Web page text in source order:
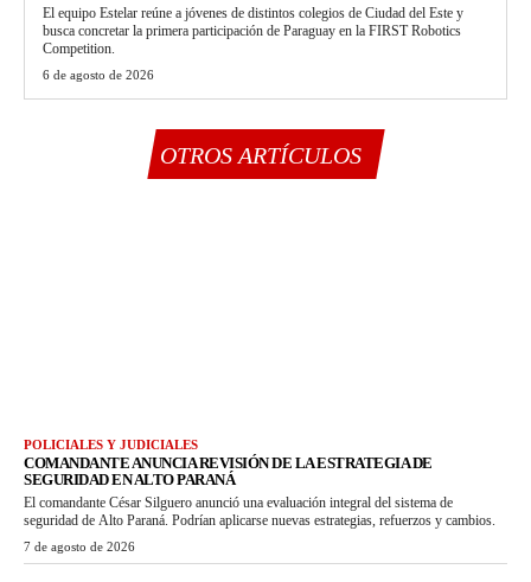
El equipo Estelar reúne a jóvenes de distintos colegios de Ciudad del Este y
busca concretar la primera participación de Paraguay en la FIRST Robotics
Competition.
6 de agosto de 2026
OTROS ARTÍCULOS
POLICIALES Y JUDICIALES
COMANDANTE ANUNCIA REVISIÓN DE LA ESTRATEGIA DE
SEGURIDAD EN ALTO PARANÁ
El comandante César Silguero anunció una evaluación integral del sistema de
seguridad de Alto Paraná. Podrían aplicarse nuevas estrategias, refuerzos y cambios.
7 de agosto de 2026